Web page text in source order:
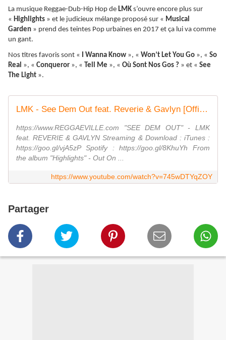
La musique Reggae-Dub-Hip Hop de LMK s’ouvre encore plus sur
« Highlights » et le judicieux mélange proposé sur « Musical
Garden » prend des teintes Pop urbaines en 2017 et ça lui va comme
un gant.
Nos titres favoris sont « I Wanna Know », « Won’t Let You Go », « So
Real », « Conqueror », « Tell Me », « Où Sont Nos Gos ? » et « See
The Light ».
LMK - See Dem Out feat. Reverie & Gavlyn [Official Video 2017]
https://www.REGGAEVILLE.com "SEE DEM OUT" - LMK
feat. REVERIE & GAVLYN Streaming & Download : iTunes :
https://goo.gl/vjA5zP Spotify : https://goo.gl/8KhuYh From
the album "Highlights" - Out On ...
https://www.youtube.com/watch?v=745wDTYqZOY
Partager